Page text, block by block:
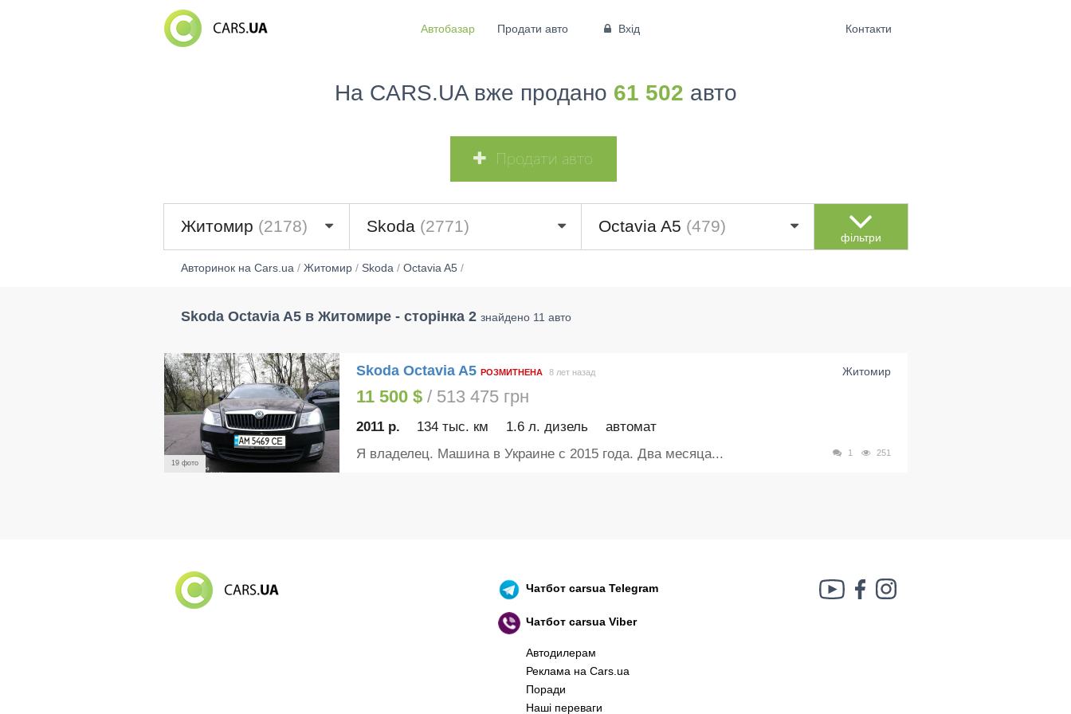
Автобазар Продати авто Вхід Контакти
На CARS.UA вже продано 61 502 авто
Продати авто
Житомир (2178) Skoda (2771) Octavia A5 (479)
фільтри
Авторинок на Cars.ua/ Житомир/ Skoda/ Octavia A5/
Skoda Octavia A5 в Житомире - сторінка 2 знайдено 11 авто
19 фото
Skoda Octavia A5 РОЗМИТНЕНА Житомир
8 лет назад
11 500 $/ 513 475 грн
2011 р. 134 тыс. км 1.6 л. дизель автомат
1 251
Я владелец. Машина в Украине с 2015 года. Два месяца...
Чатботcarsua Telegram
Чатботcarsua Viber
Автодилерам
Реклама на Cars.ua
Поради
Наші переваги